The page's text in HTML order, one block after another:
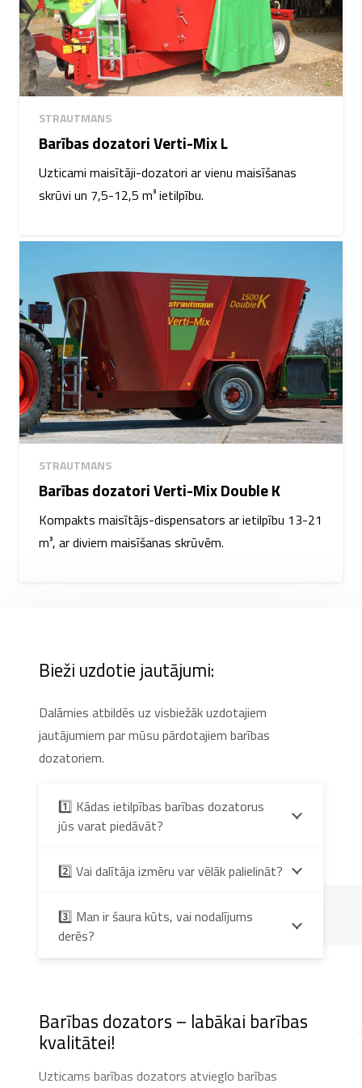
STRAUTMANS
Barības dozatori Verti-Mix L
Uzticami maisītāji-dozatori ar vienu maisīšanas
skrūvi un 7,5-12,5 m³ ietilpību.
STRAUTMANS
Barības dozatori Verti-Mix Double K
Kompakts maisītājs-dispensators ar ietilpību 13-21
m³, ar diviem maisīšanas skrūvēm.
Bieži uzdotie jautājumi:
Dalāmies atbildēs uz visbiežāk uzdotajiem
jautājumiem par mūsu pārdotajiem barības
dozatoriem.
1️⃣ Kādas ietilpības barības dozatorus
jūs varat piedāvāt?
2️⃣ Vai dalītāja izmēru var vēlāk palielināt?
3️⃣ Man ir šaura kūts, vai nodalījums
derēs?
Barības dozators – labākai barības
kvalitātei!
Uzticams barības dozators atvieglo barības